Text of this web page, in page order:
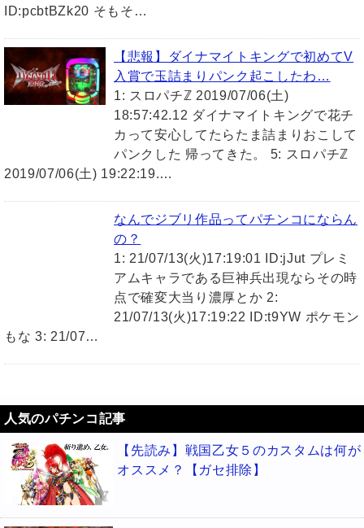
ID:pcbtBZk20 そもそ…
【悲報】ダイナマイトキングで初めてV
入賞で玉詰まりパンク起こしたわ…
1: スロパチℤ 2019/07/06(土)
18:57:42.12 ダイナマイトキングで花チ
カって安心してたらたま詰まりおこして
パンクした 帰ってきた。 5: スロパチℤ
2019/07/06(土) 19:22:19.…
なんでジブリ作品ってパチンコにならん
の？
1: 21/07/13(火)17:19:01 ID:jJut プレミ
アムキャラである巨神兵出現ならその時
点で確変大当り濃厚とか 2:
21/07/13(火)17:19:22 ID:t9YW ポケモン
もな 3: 21/07…
人気のパチンコ記事
【先読み】戦国乙女５のカスタムは何が
オススメ？【ガセ排除】